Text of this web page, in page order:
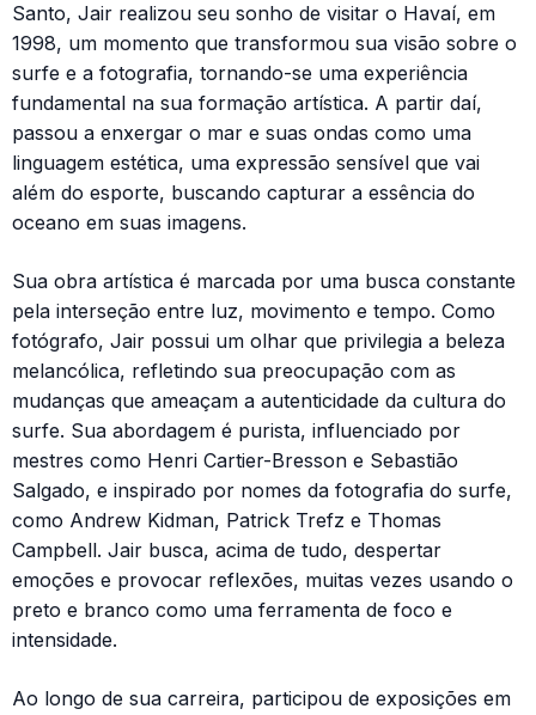
Santo, Jair realizou seu sonho de visitar o Havaí, em
1998, um momento que transformou sua visão sobre o
surfe e a fotografia, tornando-se uma experiência
fundamental na sua formação artística. A partir daí,
passou a enxergar o mar e suas ondas como uma
linguagem estética, uma expressão sensível que vai
além do esporte, buscando capturar a essência do
oceano em suas imagens.
Sua obra artística é marcada por uma busca constante
pela interseção entre luz, movimento e tempo. Como
fotógrafo, Jair possui um olhar que privilegia a beleza
melancólica, refletindo sua preocupação com as
mudanças que ameaçam a autenticidade da cultura do
surfe. Sua abordagem é purista, influenciado por
mestres como Henri Cartier-Bresson e Sebastião
Salgado, e inspirado por nomes da fotografia do surfe,
como Andrew Kidman, Patrick Trefz e Thomas
Campbell. Jair busca, acima de tudo, despertar
emoções e provocar reflexões, muitas vezes usando o
preto e branco como uma ferramenta de foco e
intensidade.
Ao longo de sua carreira, participou de exposições em